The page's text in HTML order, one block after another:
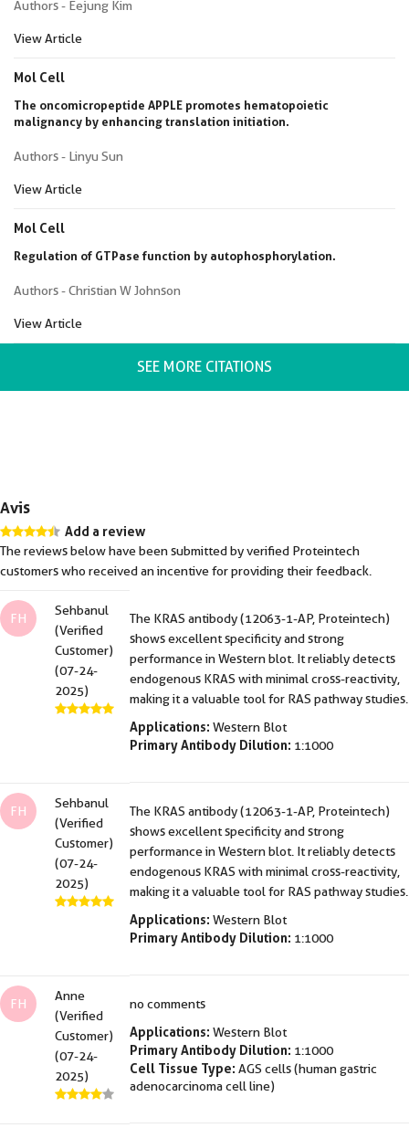
Authors - Eejung Kim
View Article
Mol Cell
The oncomicropeptide APPLE promotes hematopoietic
malignancy by enhancing translation initiation.
Authors - Linyu Sun
View Article
Mol Cell
Regulation of GTPase function by autophosphorylation.
Authors - Christian W Johnson
View Article
SEE MORE CITATIONS
Avis
Add a review
The reviews below have been submitted by verified Proteintech
customers who received an incentive for providing their feedback.
FH
Sehbanul
(Verified
Customer)
(07-24-
2025)
The KRAS antibody (12063-1-AP, Proteintech)
shows excellent specificity and strong
performance in Western blot. It reliably detects
endogenous KRAS with minimal cross-reactivity,
making it a valuable tool for RAS pathway studies.
Applications: Western Blot
Primary Antibody Dilution: 1:1000
FH
Sehbanul
(Verified
Customer)
(07-24-
2025)
The KRAS antibody (12063-1-AP, Proteintech)
shows excellent specificity and strong
performance in Western blot. It reliably detects
endogenous KRAS with minimal cross-reactivity,
making it a valuable tool for RAS pathway studies.
Applications: Western Blot
Primary Antibody Dilution: 1:1000
FH
Anne
(Verified
Customer)
(07-24-
2025)
no comments
Applications: Western Blot
Primary Antibody Dilution: 1:1000
Cell Tissue Type: AGS cells (human gastric
adenocarcinoma cell line)